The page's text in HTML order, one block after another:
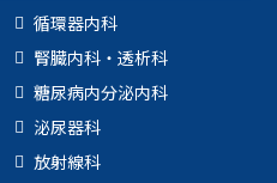
循環器内科
腎臓内科・透析科
糖尿病内分泌内科
泌尿器科
放射線科